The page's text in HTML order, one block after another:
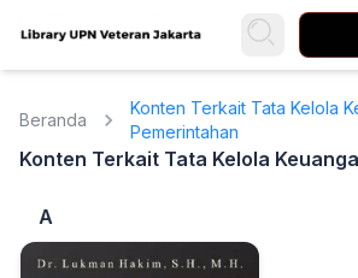
Beranda
Konten Terkait Tata Kelola
Pemerintahan
Konten Terkait Tata Kelola
A